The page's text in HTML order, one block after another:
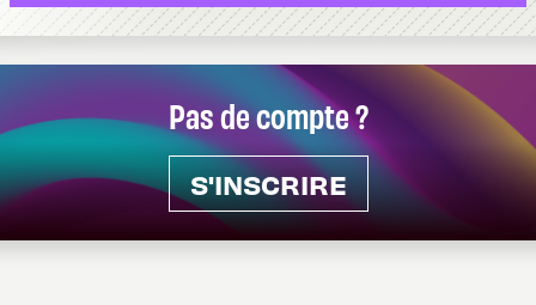
Pas de compte ?
S'INSCRIRE